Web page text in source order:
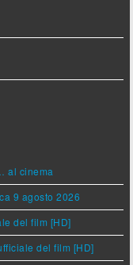
al cinema
9 agosto 2026
del film [HD]
del film [HD]